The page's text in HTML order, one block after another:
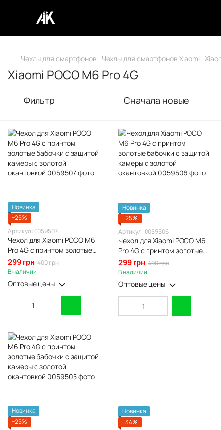
Чехлы для смартфонов Чехлы для смартфонов Xiaomi
Xiaomi POCO M6 Pro 4G
Фильтр Сначала новые
Новинка
−25%
Артикул: 0059507
Чехол для Xiaomi POCO M6
Pro 4G с принтом золотые
бабочки с защитой камеры с
золотой окантовкой
299 грн 400 грн
В наличии
Оптовые цены
Новинка
−25%
Артикул: 0059506
Чехол для Xiaomi POCO M6
Pro 4G с принтом золотые
бабочки с защитой камеры с
золотой окантовкой
299 грн 400 грн
В наличии
Оптовые цены
Новинка
−25%
Новинка
−34%